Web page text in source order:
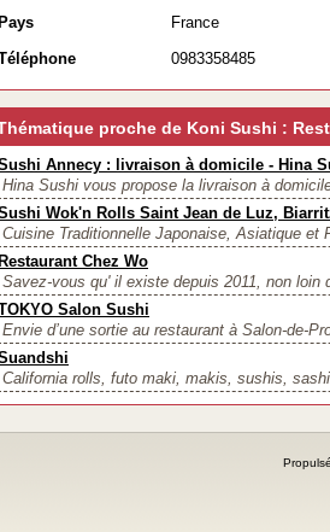
France
0983358485
proche de Koni Sushi :
Annecy : livraison à domicile - Hina
Hina Sushi vous propose la livraison à
Wok'n Rolls Saint Jean de Luz,
Cuisine Traditionnelle Japonaise, Asiatique
Chez Wo
Savez-vous qu' il existe depuis 2011, non
Salon Sushi
Envie d’une sortie au restaurant à Salon-de-
California rolls, futo maki, makis, sushis,